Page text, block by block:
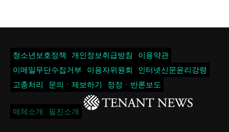
청소년보호정책 개인정보취급방침
이용약관
이메일무단수집거부
이용자위원회
인터넷신문윤리강령
고충처리
문의ㆍ제보하기 정정ㆍ반론보도
매체소개 필진소개